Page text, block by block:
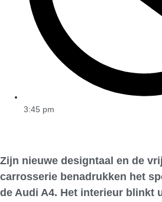
3:45 pm
Zijn nieuwe designtaal en de
carrosserie benadrukken het
de Audi A4. Het interieur blinkt